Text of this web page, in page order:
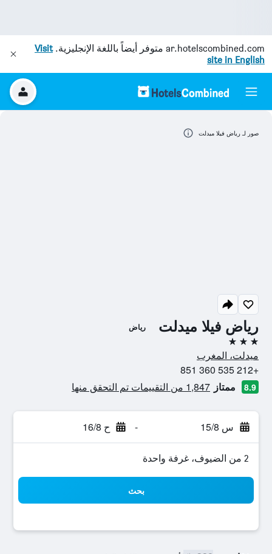
ar.hotelscombined.com متوفر أيضاً باللغة الإنجليزية.Visit
site in English
رياض فيلا ميدلت رياض
3 نجوم
ميدلت، المغرب
+212 535 360 851
8.9 ممتاز 1,847 من التقييمات تم التحقق منها
س 15/8 - ح 16/8
2 من الضيوف، غرفة واحدة
بحث
صور لـ رياض فيلا ميدلت